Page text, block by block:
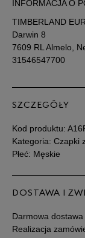
INFORMACJA O
TIMBERLAND
Darwin 8
7609 RL Almelo,
31546547700
SZCZEGÓŁY
Kod produktu:
Kategoria: Czapki
Płeć: Męskie
DOSTAWA I
Darmowa dostawa
Realizacja